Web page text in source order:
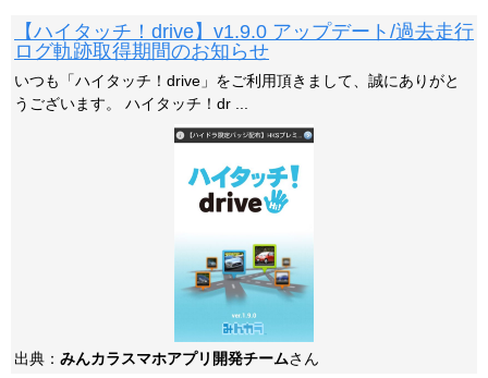
【ハイタッチ！drive】v1.9.0 アップデート/過去走行
ログ軌跡取得期間のお知らせ
いつも「ハイタッチ！drive」をご利用頂きまして、誠にありがと
うございます。 ハイタッチ！dr ...
出典： みんカラスマホアプリ開発チームさん